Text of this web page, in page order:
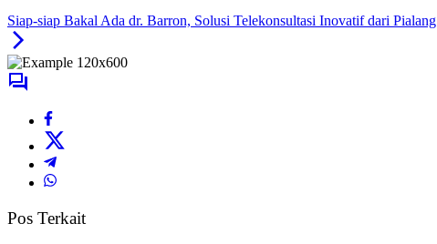
Siap-siap Bakal Ada dr. Barron, Solusi Telekonsultasi Inovatif dari
Pos Terkait